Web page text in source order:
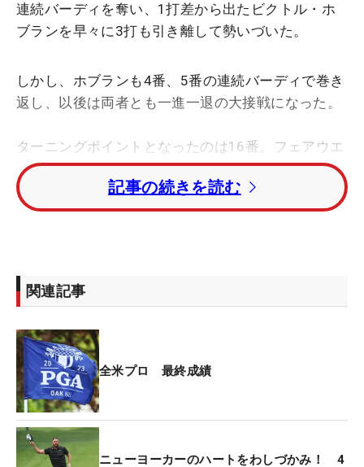
連続バーディを奪い、1打差から出たビクトル・ホ
ブランを早々に3打も引き離して勢いづいた。
しかし、ホブランも4番、5番の連続バーディで巻き
返し、以後は両者とも一進一退の大接戦になった。
ターニングポイントとなったのは16番。フェアウエ
イバンカーにつかまったホブランが脱出に失敗して
トラブルに陥り、ダブルボギーを喫した一方で、ケ
プカはこの日7つ目のバーディを獲得し、2人の差は
17番ではケプカがティショットを右に曲げてボギー
を叩き、3打差へ。18番ではホブランがバーディを
り、パーパットを沈めたケプカが堂々の勝利。全米
プロ3勝目、メジャー5勝目を挙げ、満面の笑顔を輝
かせた。
33歳のケプカは、これまでPGAツアーで通算8勝を
挙げ、そのうちの4勝がメジャー大会だったため、
記事の続きを読む
関連記事
全米プロ 最終成績
ニューヨーカーのハートをわしづかみ！ 4